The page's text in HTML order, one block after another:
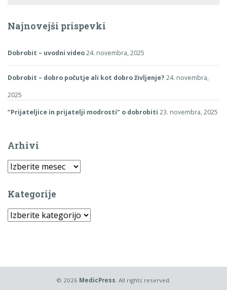
Najnovejši prispevki
Dobrobit – uvodni video24. novembra, 2025
Dobrobit – dobro počutje ali kot dobro življenje? 24. novembra,
2025
“Prijateljice in prijatelji modrosti” o dobrobiti 23. novembra, 2025
Arhivi
Arhivi
Kategorije
Kategorije
© 2026 MedicPress . All rights reserved.